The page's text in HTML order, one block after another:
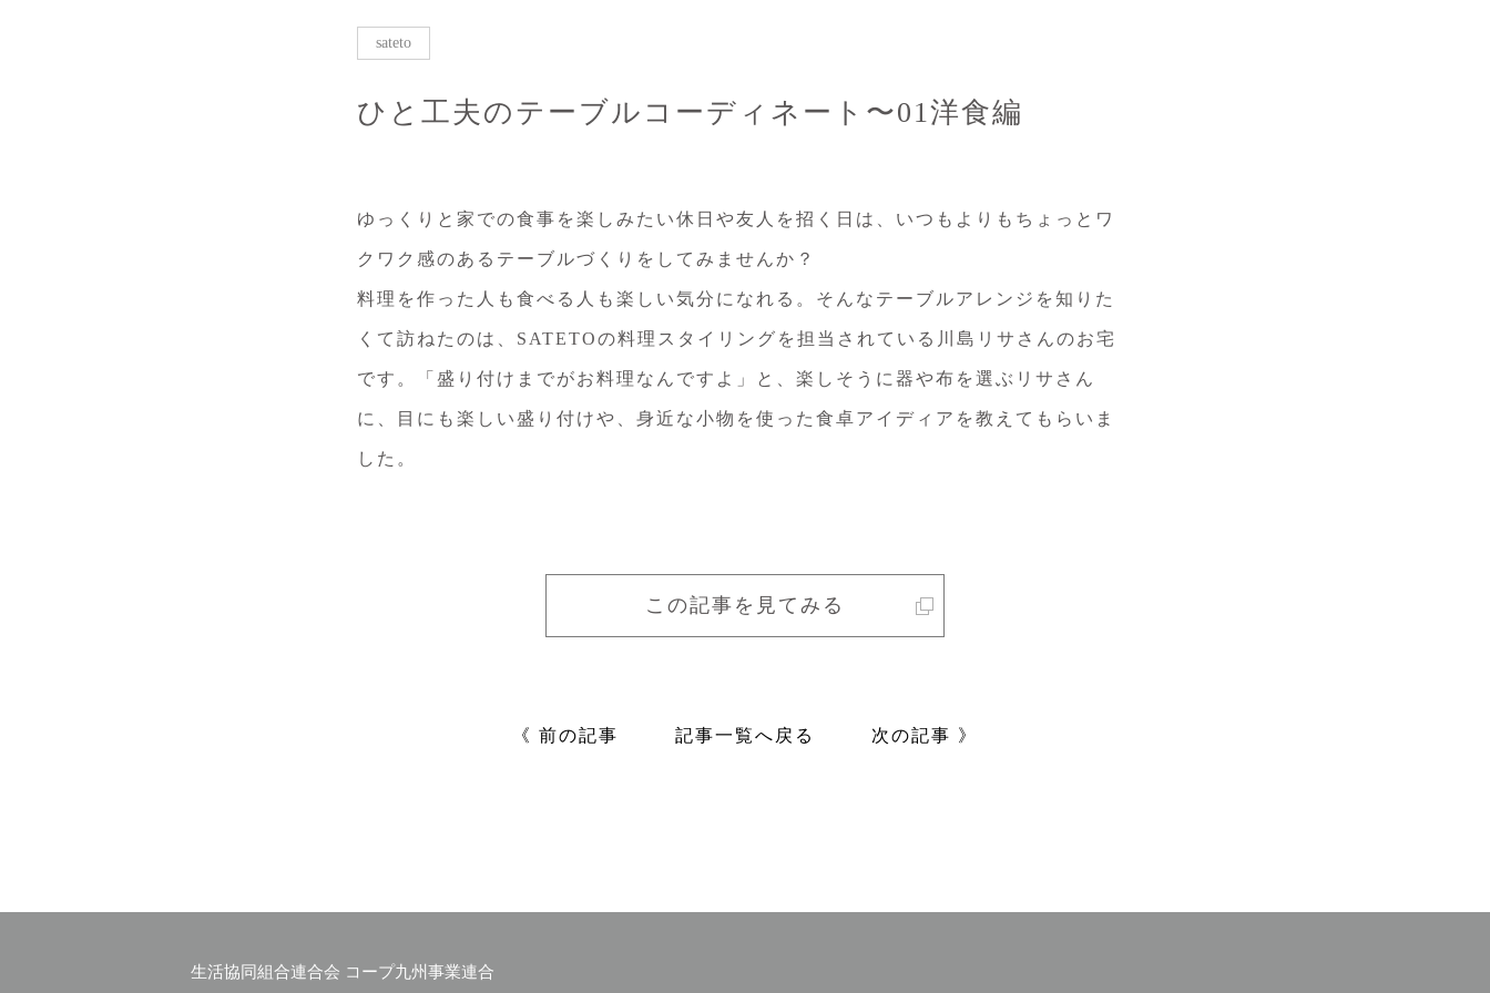
sateto
ひと工夫のテーブルコーディネート〜01洋食編
ゆっくりと家での食事を楽しみたい休日や友人を招く日は、いつもよりもちょっとワ
クワク感のあるテーブルづくりをしてみませんか？
料理を作った人も食べる人も楽しい気分になれる。そんなテーブルアレンジを知りた
くて訪ねたのは、SATETOの料理スタイリングを担当されている川島リサさんのお宅
です。「盛り付けまでがお料理なんですよ」と、楽しそうに器や布を選ぶリサさん
に、目にも楽しい盛り付けや、身近な小物を使った食卓アイディアを教えてもらいま
した。
この記事を見てみる
《 前の記事 記事一覧へ戻る 次の記事 》
生活協同組合連合会 コープ九州事業連合